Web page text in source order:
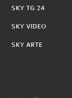
SKY TG 24
SKY VIDEO
SKY ARTE